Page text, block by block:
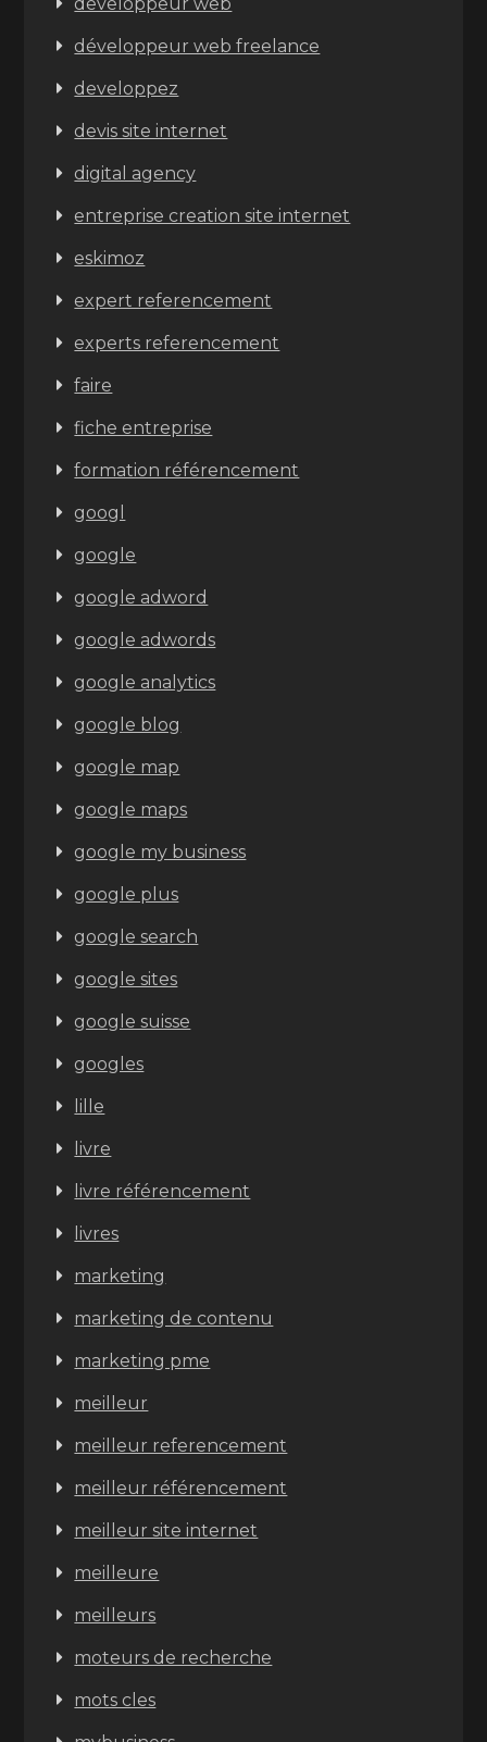
développeur web freelance
developpez
devis site internet
digital agency
entreprise creation site internet
eskimoz
expert referencement
experts referencement
faire
fiche entreprise
formation référencement
googl
google
google adword
google adwords
google analytics
google blog
google map
google maps
google my business
google plus
google search
google sites
google suisse
googles
lille
livre
livre référencement
livres
marketing
marketing de contenu
marketing pme
meilleur
meilleur referencement
meilleur référencement
meilleur site internet
meilleure
meilleurs
moteurs de recherche
mots cles